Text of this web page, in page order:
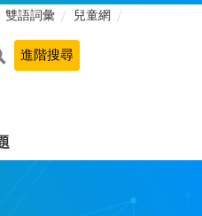
雙語詞彙 兒童網